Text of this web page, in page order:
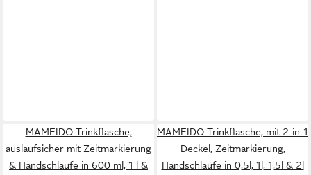
MAMEIDO Trinkflasche,
auslaufsicher mit Zeitmarkierung
& Handschlaufe in 600 ml, 1 l &
MAMEIDO Trinkflasche, mit 2-in-1
Deckel, Zeitmarkierung,
Handschlaufe in 0,5l, 1l, 1,5l & 2l